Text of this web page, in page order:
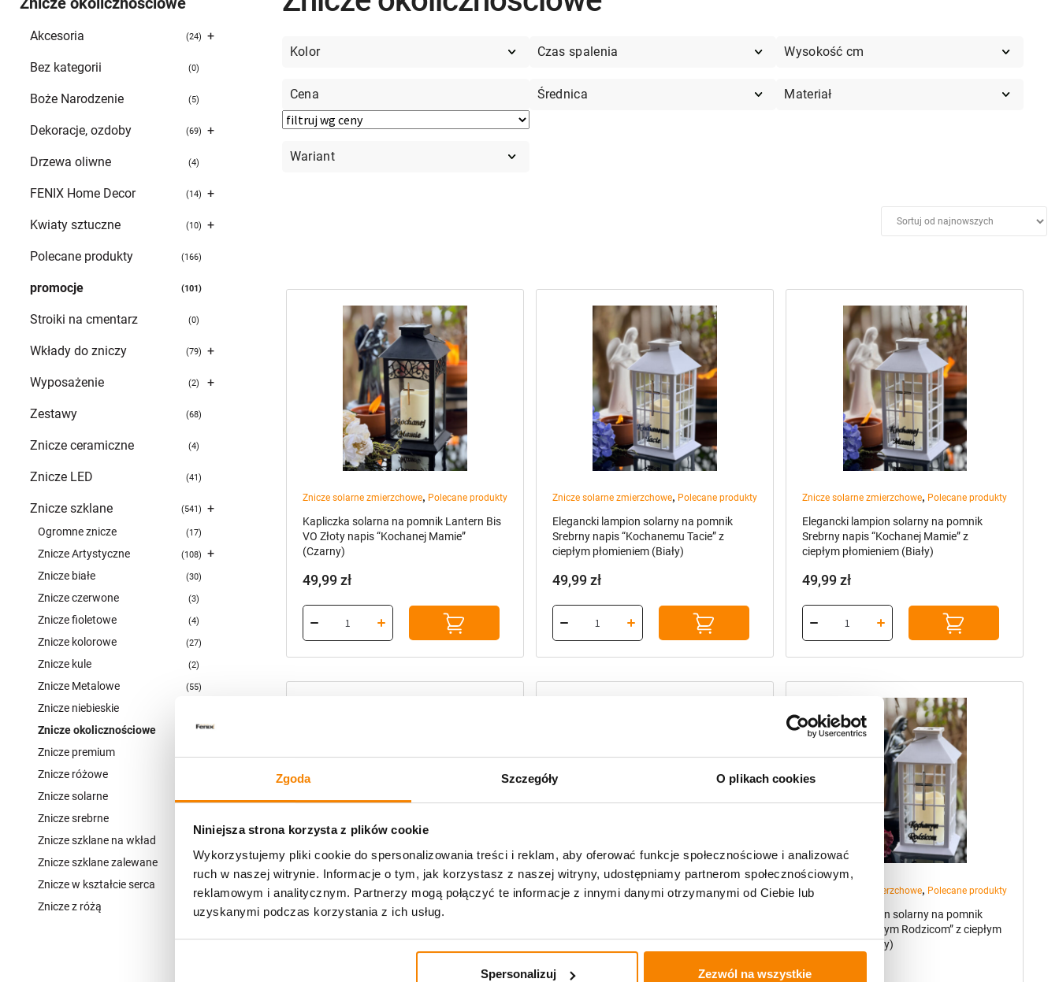
Zgoda Szczegóły O plikach cookies
Niniejsza strona korzysta z plików cookie
Wykorzystujemy pliki cookie do spersonalizowania treści i reklam, aby oferować funkcje społecznościowe i analizować
ruch w naszej witrynie. Informacje o tym, jak korzystasz z naszej witryny, udostępniamy partnerom społecznościowym,
reklamowym i analitycznym. Partnerzy mogą połączyć te informacje z innymi danymi otrzymanymi od Ciebie lub
uzyskanymi podczas korzystania z ich usług.
Spersonalizuj Zezwól na wszystkie
Kolor Cena
Znicze solarne zmierzchowe,Polecane produkty
Kapliczka solarna na pomnik Lantern Bis
VO Złoty napis “Kochanej Mamie”
(Czarny)
zł
Znicze solarne zmierzchowe ,Polecane produkty
Elegancki lampion solarny na pomnik
Srebrny napis “Kochanemu Tacie” z
ciepłym płomieniem (Biały)
zł
Znicze solarne zmierzchowe Polecane produkty
Elegancki lampion solarny na pomnik
Srebrny napis “Kochanej Mamie” z
ciepłym płomieniem (Biały)
zł
Znicze solarne zmierzchowe Polecane produkty
Złoty napis “Kochanemu Tacie” z ciepłym
płomieniem (Biały)
49,99zł
Znicze solarne zmierzchowe Polecane produkty
49,99zł
Znicze solarne zmierzchowe,Polecane produkty
Elegancki lampion solarny na pomnik
Srebrne “Kochanym Rodzicom” z ciepłym
płomieniem (Biały)
49,99zł
+
Akcesoria 24
Bez kategorii 0
Boże Narodzenie 5
+
Dekoracje, ozdoby 69
Drzewa oliwne 4
+
FENIX Home Decor 14
+
Kwiaty sztuczne 10
Polecane produkty 166
promocje 101
Stroiki na cmentarz 0
+
Wkłady do zniczy 79
+
Wyposażenie 2
Zestawy 68
Znicze ceramiczne 4
Znicze LED 41
+
Znicze szklane 541
Ogromne znicze 17
+
Znicze Artystyczne 108
Znicze białe 30
Znicze czerwone 3
Znicze fioletowe 4
Znicze kolorowe 27
Znicze kule 2
Znicze Metalowe 55
Znicze niebieskie
+
Znicze okolicznościowe 153
Znicze premium
Znicze różowe
Znicze solarne
Znicze srebrne
Znicze szklane na wkład
Znicze szklane zalewane
Znicze w kształcie serca
Znicze z różą 55